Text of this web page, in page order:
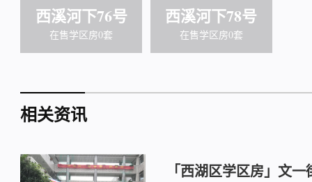
西溪河下76号
在售学区房0套
西溪河下78号
在售学区房0套
相关资讯
「西湖区学区房」文